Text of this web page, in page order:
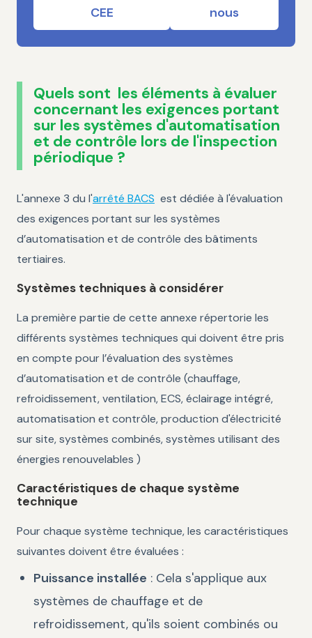
CEE nous
Quels sont les éléments à évaluer
concernant les exigences portant
sur les systèmes d'automatisation
et de contrôle lors de l'inspection
périodique ?
L'annexe 3 du l'arrêté BACS est dédiée à l'évaluation
des exigences portant sur les systèmes
d’automatisation et de contrôle des bâtiments
tertiaires.
Systèmes techniques à considérer
La première partie de cette annexe répertorie les
différents systèmes techniques qui doivent être pris
en compte pour l’évaluation des systèmes
d’automatisation et de contrôle (chauffage,
refroidissement, ventilation, ECS, éclairage intégré,
automatisation et contrôle, production d'électricité
sur site, systèmes combinés, systèmes utilisant des
énergies renouvelables )
Caractéristiques de chaque système
technique
Pour chaque système technique, les caractéristiques
suivantes doivent être évaluées :
Puissance installée : Cela s'applique aux
systèmes de chauffage et de
refroidissement, qu'ils soient combinés ou